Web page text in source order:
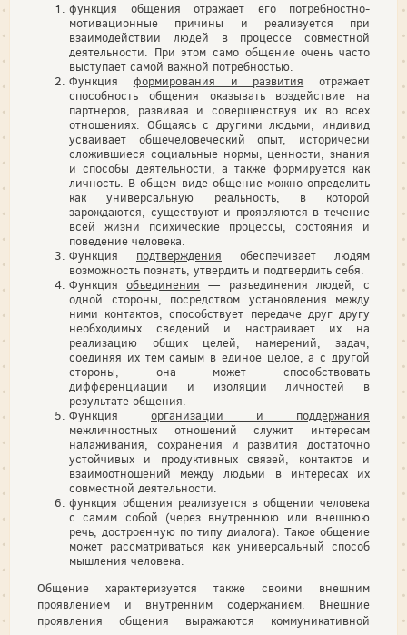
функция общения отражает его потребностно-
мотивационные причины и реализуется при
взаимодействии людей в процессе совместной
деятельности. При этом само общение очень часто
выступает самой важной потребностью.
Функция формирования и развития отражает
способность общения оказывать воздействие на
партнеров, развивая и совершенствуя их во всех
отношениях. Общаясь с другими людьми, индивид
усваивает общечеловеческий опыт, исторически
сложившиеся социальные нормы, ценности, знания
и способы деятельности, а также формируется как
личность. В общем виде общение можно определить
как универсальную реальность, в которой
зарождаются, существуют и проявляются в течение
всей жизни психические процессы, состояния и
поведение человека.
Функция подтверждения обеспечивает людям
возможность познать, утвердить и подтвердить себя.
Функцияобъединения — разъединения людей, с
одной стороны, посредством установления между
ними контактов, способствует передаче друг другу
необходимых сведений и настраивает их на
реализацию общих целей, намерений, задач,
соединяя их тем самым в единое целое, а с другой
стороны, она может способствовать
дифференциации и изоляции личностей в
результате общения.
Функция организации и поддержания
межличностных отношений служит интересам
налаживания, сохранения и развития достаточно
устойчивых и продуктивных связей, контактов и
взаимоотношений между людьми в интересах их
совместной деятельности.
функция общения реализуется в общении человека
с самим собой (через внутреннюю или внешнюю
речь, достроенную по типу диалога). Такое общение
может рассматриваться как универсальный способ
мышления человека.
Общение характеризуется также своими внешним
проявлением и внутренним содержанием. Внешние
проявления общения выражаются коммуникативной